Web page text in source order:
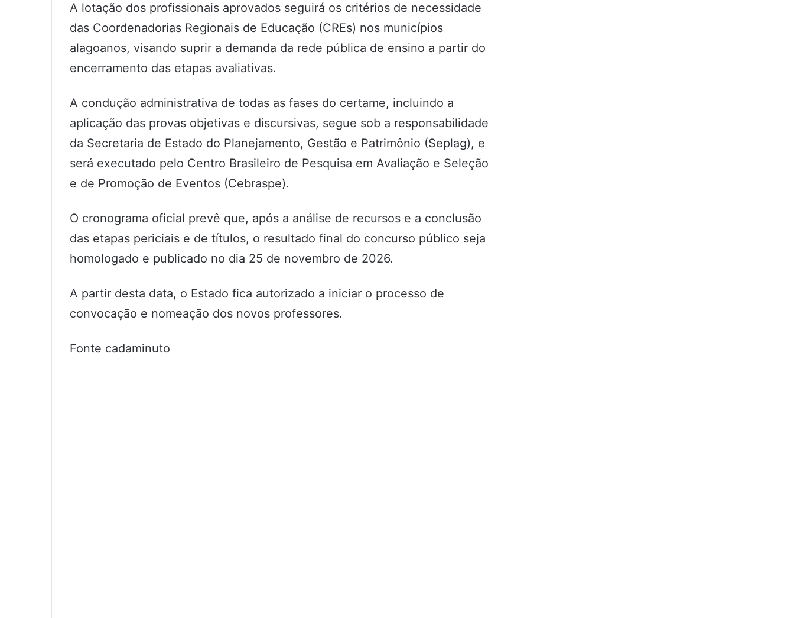
A lotação dos profissionais aprovados seguirá os critérios de necessidade
das Coordenadorias Regionais de Educação (CREs) nos municípios
alagoanos, visando suprir a demanda da rede pública de ensino a partir do
encerramento das etapas avaliativas.
A condução administrativa de todas as fases do certame, incluindo a
aplicação das provas objetivas e discursivas, segue sob a responsabilidade
da Secretaria de Estado do Planejamento, Gestão e Patrimônio (Seplag), e
será executado pelo Centro Brasileiro de Pesquisa em Avaliação e Seleção
e de Promoção de Eventos (Cebraspe).
O cronograma oficial prevê que, após a análise de recursos e a conclusão
das etapas periciais e de títulos, o resultado final do concurso público seja
homologado e publicado no dia 25 de novembro de 2026.
A partir desta data, o Estado fica autorizado a iniciar o processo de
convocação e nomeação dos novos professores.
Fonte cadaminuto